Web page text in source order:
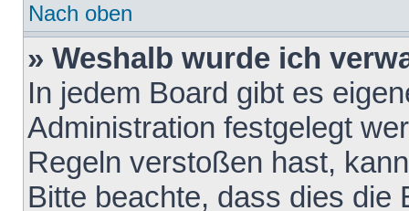
Nach oben
» Weshalb wurde ich
In jedem Board gibt es
Administration festgelegt
Regeln verstoßen hast,
Bitte beachte, dass dies die